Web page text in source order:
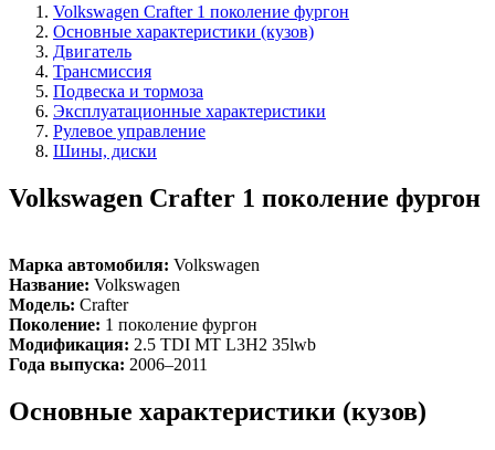
Volkswagen Crafter 1 поколение фургон
Основные характеристики (кузов)
Двигатель
Трансмиссия
Подвеска и тормоза
Эксплуатационные характеристики
Рулевое управление
Шины, диски
Volkswagen Crafter 1 поколение фургон
Марка автомобиля: Volkswagen
Название: Volkswagen
Модель: Crafter
Поколение: 1 поколение фургон
Модификация: 2.5 TDI MT L3H2 35lwb
Года выпуска: 2006–2011
Основные характеристики (кузов)